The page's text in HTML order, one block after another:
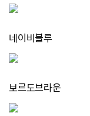
네이비블루
보르도브라운